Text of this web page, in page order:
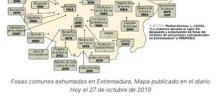
Fosas comunes exhumadas en Extremadura, Mapa publicado en el diario
Hoy el 27 de octubre de 2019